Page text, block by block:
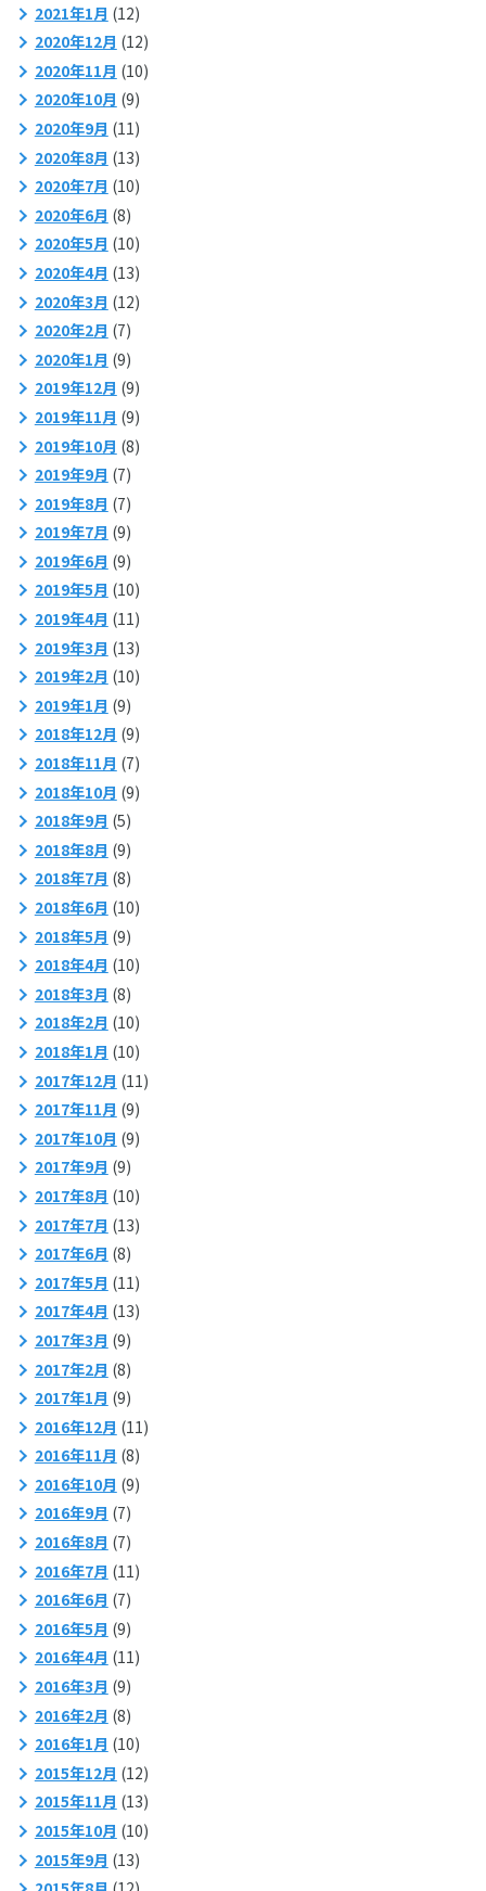
2021年1月 (12)
2020年12月 (12)
2020年11月 (10)
2020年10月 (9)
2020年9月 (11)
2020年8月 (13)
2020年7月 (10)
2020年6月 (8)
2020年5月 (10)
2020年4月 (13)
2020年3月 (12)
2020年2月 (7)
2020年1月 (9)
2019年12月 (9)
2019年11月 (9)
2019年10月 (8)
2019年9月 (7)
2019年8月 (7)
2019年7月 (9)
2019年6月 (9)
2019年5月 (10)
2019年4月 (11)
2019年3月 (13)
2019年2月 (10)
2019年1月 (9)
2018年12月 (9)
2018年11月 (7)
2018年10月 (9)
2018年9月 (5)
2018年8月 (9)
2018年7月 (8)
2018年6月 (10)
2018年5月 (9)
2018年4月 (10)
2018年3月 (8)
2018年2月 (10)
2018年1月 (10)
2017年12月 (11)
2017年11月 (9)
2017年10月 (9)
2017年9月 (9)
2017年8月 (10)
2017年7月 (13)
2017年6月 (8)
2017年5月 (11)
2017年4月 (13)
2017年3月 (9)
2017年2月 (8)
2017年1月 (9)
2016年12月 (11)
2016年11月 (8)
2016年10月 (9)
2016年9月 (7)
2016年8月 (7)
2016年7月 (11)
2016年6月 (7)
2016年5月 (9)
2016年4月 (11)
2016年3月 (9)
2016年2月 (8)
2016年1月 (10)
2015年12月 (12)
2015年11月 (13)
2015年10月 (10)
2015年9月 (13)